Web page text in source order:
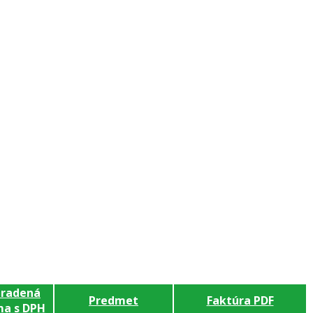
s DPH
Predmet Faktúra PDF